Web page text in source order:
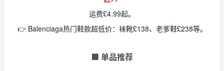
运费£4.99起。
👉 Balenciaga热门鞋款超低价：袜靴£138、老爹鞋£238等。
🟩 单品推荐